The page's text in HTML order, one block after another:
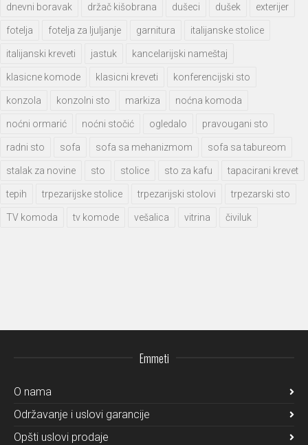
dnevni boravak držač kišobrana dušeci dušek exterijer
fotelja fotelja za ljuljanje garnitura italijanske stolice
italijanski kreveti jastuk kancelarijski nameštaj
klasicne komode klasicni kreveti konferencijski sto
konzola konzolni sto markiza noćna komoda
noćni ormarić noćni stočić ogledalo pravougani sto
radni sto sofa sofa sa mehanizmom sofa sa tabureom
stalak za novine sto stolice sto za kafu tapacirani krevet
tepih trpezarijske stolice trpezarijski stolovi trpezarski sto
TV komoda tv komode vešalica vitrina čiviluk
Emmeti
O nama
Održavanje i uslovi garancije
Opšti uslovi prodaje